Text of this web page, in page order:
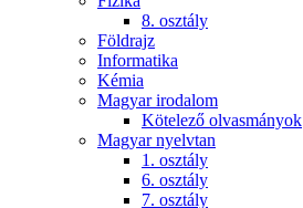
8. osztály
Földrajz
Informatika
Kémia
Magyar irodalom
Kötelező olvasmányok
Magyar nyelvtan
1. osztály
6. osztály
7. osztály